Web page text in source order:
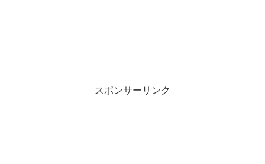
スポンサーリンク